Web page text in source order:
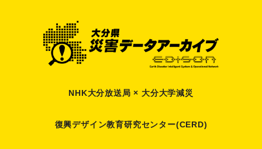
NHK大分放送局 × 大分大学減災
復興デザイン教育研究センター(CERD)